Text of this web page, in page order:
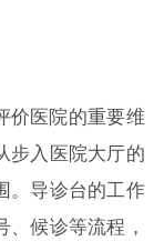
价医院的重要维
步入医院大厅的
。导诊台的工作
、候诊等流程，